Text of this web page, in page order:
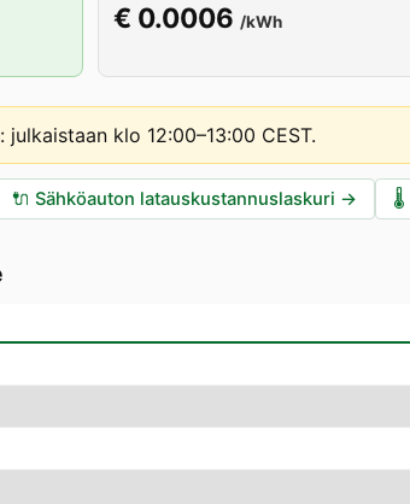
€ 0.0006 /kWh
: julkaistaan klo 12:00–13:00 CEST.
🔌 Sähköauton latauskustannuslaskuri → 🌡️